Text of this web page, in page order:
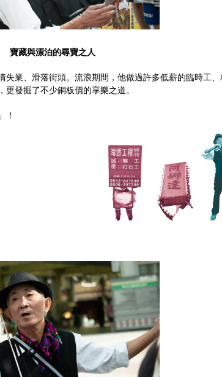
寶藏與漂泊的尋寶之人
失業、滑落街頭。流浪期間，他做過許多低薪的臨時工
發掘了不少銅板價的享樂之道。
！